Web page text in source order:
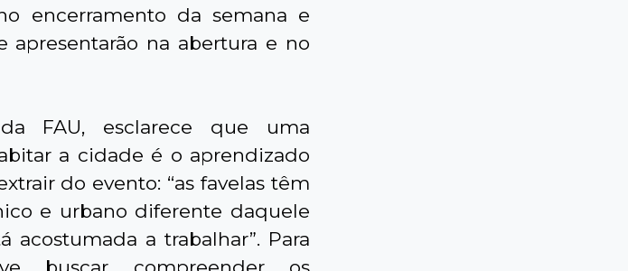
encerramento da semana e
apresentarão na abertura e no
FAU, esclarece que uma
a cidade é o aprendizado
do evento: “as favelas têm
e urbano diferente daquele
a trabalhar”. Para